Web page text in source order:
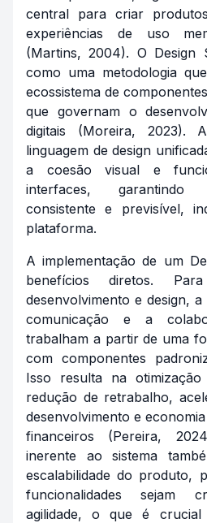
central para criar
experiências de uso
(Martins, 2004). O Design
como uma metodologia
ecossistema de
que governam o
digitais (Moreira, 2023).
linguagem de design
a coesão visual e
interfaces, garantindo
consistente e previsível,
plataforma.
A implementação de um
benefícios diretos.
desenvolvimento e design,
comunicação e a
trabalham a partir de uma
com componentes
Isso resulta na
redução de retrabalho,
desenvolvimento e
financeiros (Pereira,
inerente ao sistema
escalabilidade do produto,
funcionalidades sejam
agilidade, o que é